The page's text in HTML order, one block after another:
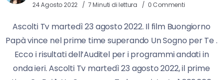
24 Agosto 2022 7 Minuti di lettura 0 Commenti
Ascolti Tv martedì 23 agosto 2022. Il film Buongiorno
Papà vince nel prime time superando Un Sogno per Te .
Ecco i risultati dell’Auditel per i programmi andati in
onda ieri. Ascolti Tv martedì 23 agosto 2022, il prime